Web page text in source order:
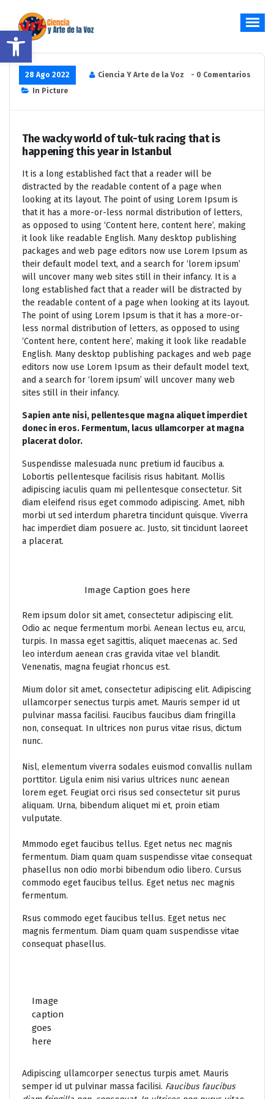
Abrir barra de herramientas
contenido
Hablar y Cantar desde el Corazón
28 Ago 2022 Ciencia Y Arte de la Voz
- 0 Comentarios
In Picture
The wacky world of tuk-tuk racing that is
happening this year in Istanbul
It is a long established fact that a reader will be
distracted by the readable content of a page when
looking at its layout. The point of using Lorem Ipsum is
that it has a more-or-less normal distribution of letters,
as opposed to using ‘Content here, content here’, making
it look like readable English. Many desktop publishing
packages and web page editors now use Lorem Ipsum as
their default model text, and a search for ‘lorem ipsum’
will uncover many web sites still in their infancy. It is a
long established fact that a reader will be distracted by
the readable content of a page when looking at its layout.
The point of using Lorem Ipsum is that it has a more-or-
less normal distribution of letters, as opposed to using
‘Content here, content here’, making it look like readable
English. Many desktop publishing packages and web page
editors now use Lorem Ipsum as their default model text,
and a search for ‘lorem ipsum’ will uncover many web
sites still in their infancy.
Sapien ante nisi, pellentesque magna aliquet imperdiet
donec in eros. Fermentum, lacus ullamcorper at magna
placerat dolor.
Suspendisse malesuada nunc pretium id faucibus a.
Lobortis pellentesque facilisis risus habitant. Mollis
adipiscing iaculis quam mi pellentesque consectetur. Sit
diam eleifend risus eget commodo adipiscing. Amet, nibh
morbi ut sed interdum pharetra tincidunt quisque. Viverra
hac imperdiet diam posuere ac. Justo, sit tincidunt laoreet
a placerat.
Image Caption goes here
Rem ipsum dolor sit amet, consectetur adipiscing elit.
Odio ac neque fermentum morbi. Aenean lectus eu, arcu,
turpis. In massa eget sagittis, aliquet maecenas ac. Sed
leo interdum aenean cras gravida vitae vel blandit.
Venenatis, magna feugiat rhoncus est.
Mium dolor sit amet, consectetur adipiscing elit. Adipiscing
ullamcorper senectus turpis amet. Mauris semper id ut
pulvinar massa facilisi. Faucibus faucibus diam fringilla
non, consequat. In ultrices non purus vitae risus, dictum
nunc.
Nisl, elementum viverra sodales euismod convallis nullam
porttitor. Ligula enim nisi varius ultrices nunc aenean
lorem eget. Feugiat orci risus sed consectetur sit purus
aliquam. Urna, bibendum aliquet mi et, proin etiam
vulputate.
Mmmodo eget faucibus tellus. Eget netus nec magnis
fermentum. Diam quam quam suspendisse vitae consequat
phasellus non odio morbi bibendum odio libero. Cursus
commodo eget faucibus tellus. Eget netus nec magnis
fermentum.
Rsus commodo eget faucibus tellus. Eget netus nec
magnis fermentum. Diam quam quam suspendisse vitae
consequat phasellus.
Image
caption
goes
here
Adipiscing ullamcorper senectus turpis amet. Mauris
semper id ut pulvinar massa facilisi. Faucibus faucibus